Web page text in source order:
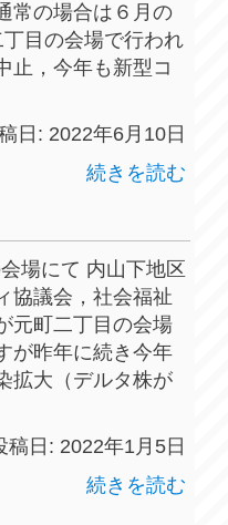
常の場合は６月の
丁目の会場で行われ
止，今年も新型コ
日: 2022年6月10日
続きを読む
場にて 内山下地区
協議会，社会福祉
元町二丁目の会場
が昨年に続き今年
拡大（デルタ株が
稿日: 2022年1月5日
続きを読む